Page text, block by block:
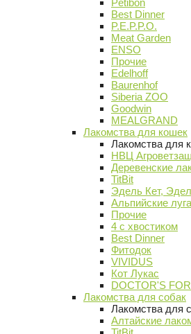
Petibon
Best Dinner
P.E.P.P.O.
Meat Garden
ENSO
Прочие
Edelhoff
Baurenhof
Siberia ZOO
Goodwin
MEALGRAND
Лакомства для кошек
Лакомства для
НВЦ
Деревенские
TitBit
Эдель Кет,
Альпийские луга
Прочие
4 с хвостиком
Best Dinner
Фитодок
VIVIDUS
Кот Лукас
DOCTOR'S
Лакомства для собак
Лакомства для
Алтайские